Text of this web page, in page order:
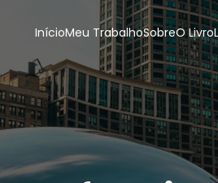
InícioMeu TrabalhoSobreO Livro